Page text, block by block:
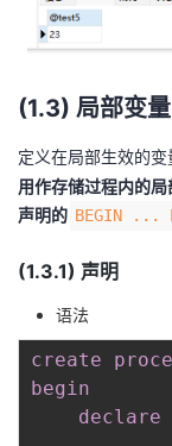
(1.3) 局部变量
定义在局部生效的
用作存储过程内的
声明的 BEGIN ...
(1.3.1) 声明
语法
create
begin
declare